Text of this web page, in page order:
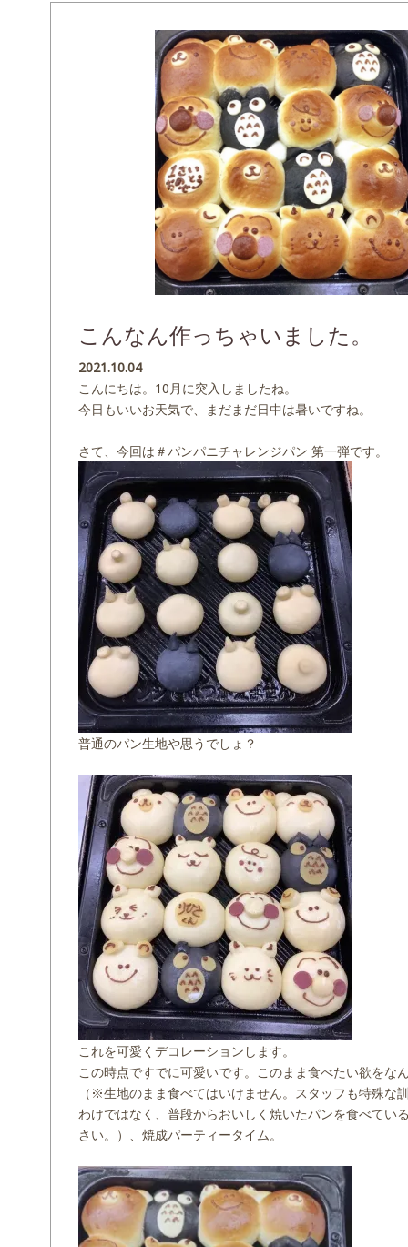
こんなん作っちゃいました。
2021.10.04
こんにちは。10月に突入しましたね。
今日もいいお天気で、まだまだ日中は暑いですね。
さて、今回は＃パンパニチャレンジパン 第一弾です。
普通のパン生地や思うでしょ？
これを可愛くデコレーションします。
この時点ですでに可愛いです。このまま食べたい欲をな
（※生地のまま食べてはいけません。スタッフも特殊な
わけではなく、普段からおいしく焼いたパンを食べてい
さい。）、焼成パーティータイム。